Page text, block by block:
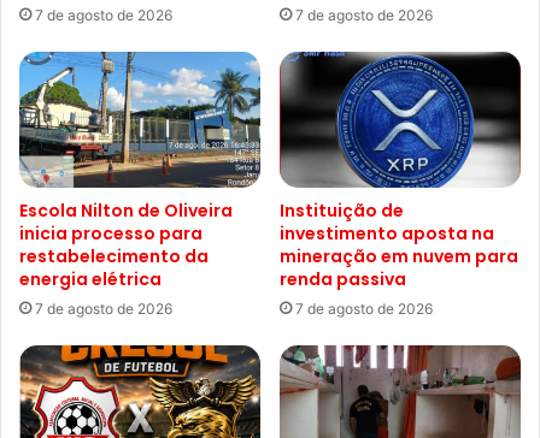
7 de agosto de 2026 7 de agosto de 2026
Escola Nilton de Oliveira
inicia processo para
restabelecimento da
energia elétrica
7 de agosto de 2026
Instituição de
investimento aposta na
mineração em nuvem para
renda passiva
7 de agosto de 2026